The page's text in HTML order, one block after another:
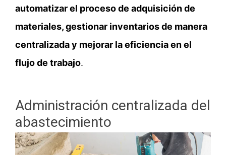
automatizar el proceso de adquisición de
materiales, gestionar inventarios de manera
centralizada y mejorar la eficiencia en el
flujo de trabajo.
Administración centralizada del
abastecimiento